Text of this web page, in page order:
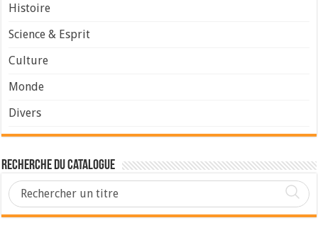
Histoire
Science & Esprit
Culture
Monde
Divers
Recherche du Catalogue